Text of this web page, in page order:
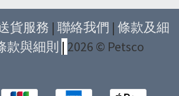
貨服務 | 聯絡我們 | 條款及細
款與細則 | 2026 © Petsco